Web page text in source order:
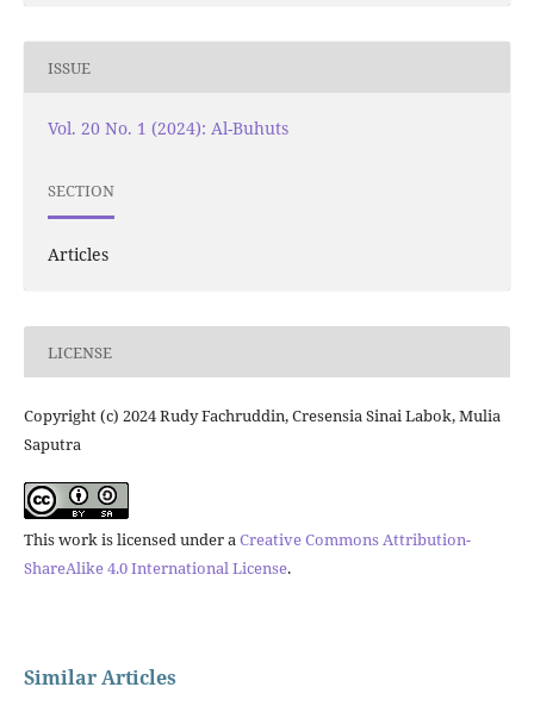
ISSUE
Vol. 20 No. 1 (2024): Al-Buhuts
SECTION
Articles
LICENSE
Copyright (c) 2024 Rudy Fachruddin, Cresensia Sinai Labok, Mulia
Saputra
This work is licensed under aCreative Commons Attribution-
ShareAlike 4.0 International License.
Similar Articles